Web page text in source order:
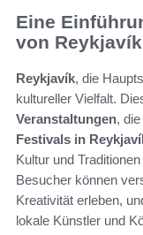
Eine
von Reykjavík
Reykjavík, die
kultureller Vielfalt.
Veranstaltungen,
Festivals in
Kultur und
Besucher können
Kreativität erleben,
lokale Künstler und